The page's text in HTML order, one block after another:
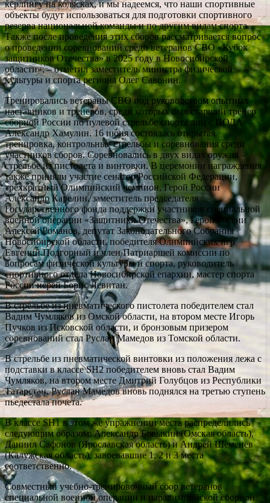
кёрлингу на колясках, и мы надеемся, что наши спортивные
объекты будут использоваться для подготовки спортивного
резерва национальной команды и по другим видам спорта.
Также после проведения этих сборов рассматривается вопрос
о проведении соревнований среди ветеранов СВО «Кубок
защитников Отечества» в 2025 году в Новосибирской
области», – отметил заместитель министра физической
культуры и спорта региона Олег Савонин.
Тренировались ветераны СВО под руководством опытных
наставников и тренеров, среди которых был старший тренер
сборной России по пулевой стрельбе спорта лиц с ПОДА
Александр Хамулин. 16 июня состоялась открытая
тренировка, контрольные стрельбы и соревнования среди
участников сборов. Соревновались в двух видах оружия –
стрельбе из пистолета и винтовки. В церемонии награждения
также приняли участие сенатор Российской Федерации,
трёхкратный Олимпийский чемпион, Герой России
Александр Карелин, заместитель председателя
Государственного фонда поддержки участников специальной
военной операции «Защитники Отечества», Герой России
Алексей Романов, депутат Законодательного Собрания
Новосибирской области, победителя Олимпийских игр
Евгений Подгорный и член Патриаршей комиссии по
вопросам физической культуры и спорта, руководитель
спортивного отдела Новосибирской епархии, мастер спорта
России иерей Борис Левитан.
В стрельбе из пневматического пистолета победителем стал
Вадим Чумляков из Омской области, на втором месте Игорь
Пучков из Псковской области, и бронзовым призером
соревнований стал Руслан Мамедов из Томской области.
В стрельбе из пневматической винтовки из положения лежа с
подставки в классе SH2 победителем вновь стал Вадим
Чумляков, на втором месте Дмитрий Голубцов из Республики
Татарстан. Руслан Мамедов вновь поднялся на третью ступень
пьедестала почета.
В классе SH1 в этом же упражнении места распределились
следующим образом: Александр Бовыкин (Омская область),
Даниил Сафонов (Ярославская область) и Андрей Шеменев
(Калужская область), завоевавшие 1, 2 и 3 места
соответственно.
Совместный учебно-тренировочный сбор ветеранов
специальной военной операции и паралимпийской сборной